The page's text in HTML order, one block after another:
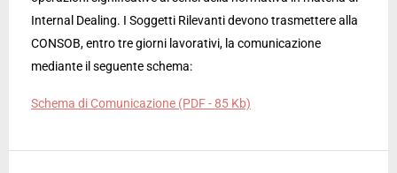
Internal Dealing. I Soggetti Rilevanti devono trasmettere alla
CONSOB, entro tre giorni lavorativi, la comunicazione
mediante il seguente schema:
Schema di Comunicazione (PDF - 85 Kb)